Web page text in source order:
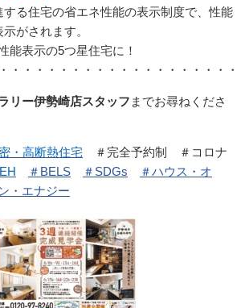
る住宅の省エネ性能の表示制度で、性能
がされます。
能表示の5つ星住宅に！
・・・・・・・・・・・・・・・・・・・
リー伊勢崎店スタッフ までお尋ねくださ
・高断熱住宅 ＃完全予約制 ＃コロナ
＃BELS ＃SDGs
＃ハウス・オ
・エナジー